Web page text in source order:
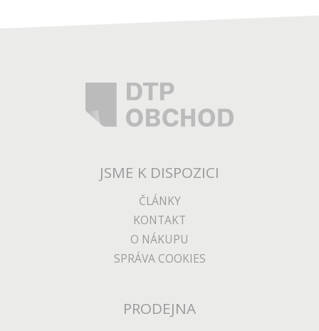
JSME K DISPOZICI
ČLÁNKY
KONTAKT
O NÁKUPU
SPRÁVA COOKIES
PRODEJNA